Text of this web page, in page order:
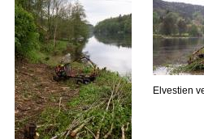
Elvestien